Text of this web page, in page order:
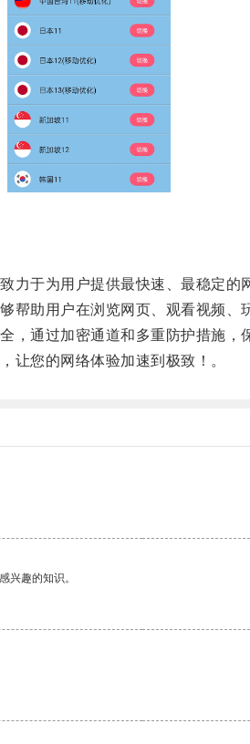
于为用户提供最快速、最稳定的
用户在浏览网页、观看视频、
过加密通道和多重防护措施，
您的网络体验加速到极致！。
兴趣的知识。